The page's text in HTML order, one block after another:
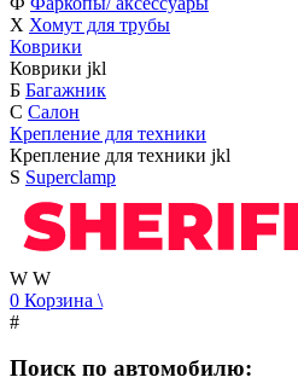
Х Хомут для трубы
Коврики
Коврики jkl
Б Багажник
С Салон
Крепление для техники
Крепление для техники jkl
S Superclamp
W W
0 Корзина \
#
Поиск по автомобилю: